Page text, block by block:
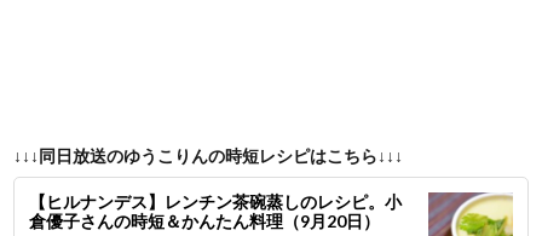
↓↓↓同日放送のゆうこりんの時短レシピはこちら↓↓↓
【ヒルナンデス】レンチン茶碗蒸しのレシピ。小
倉優子さんの時短＆かんたん料理（9月20日）